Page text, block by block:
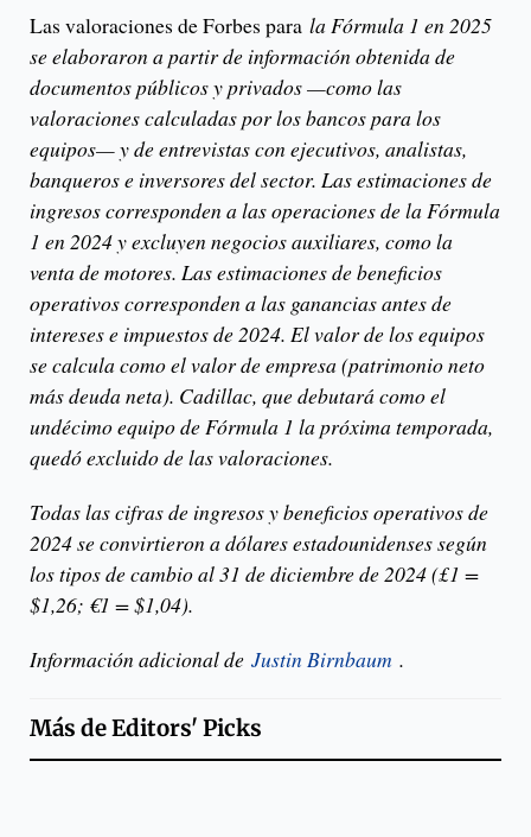
Las valoraciones de Forbes para la Fórmula 1 en 2025
se elaboraron a partir de información obtenida de
documentos públicos y privados —como las
valoraciones calculadas por los bancos para los
equipos— y de entrevistas con ejecutivos, analistas,
banqueros e inversores del sector. Las estimaciones de
ingresos corresponden a las operaciones de la Fórmula
1 en 2024 y excluyen negocios auxiliares, como la
venta de motores. Las estimaciones de beneficios
operativos corresponden a las ganancias antes de
intereses e impuestos de 2024. El valor de los equipos
se calcula como el valor de empresa (patrimonio neto
más deuda neta). Cadillac, que debutará como el
undécimo equipo de Fórmula 1 la próxima temporada,
quedó excluido de las valoraciones.
Todas las cifras de ingresos y beneficios operativos de
2024 se convirtieron a dólares estadounidenses según
los tipos de cambio al 31 de diciembre de 2024 (£1 =
$1,26; €1 = $1,04).
Información adicional de Justin Birnbaum .
Más deEditors' Picks